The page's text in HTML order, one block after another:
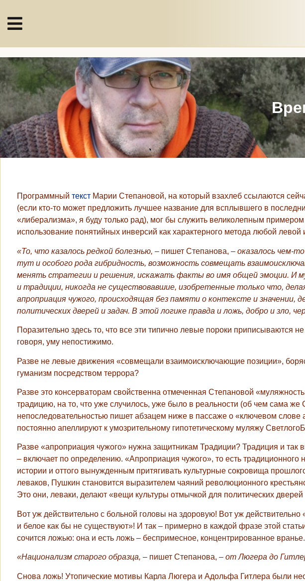
Программный текст Марии Степановой, на который взахлеб ссылаются
(если кто-то может предложить лучшее название для всплывшего в
«либерализма», я буду только рад), мог бы служить великолепным
использование понятийных инверсий как характерного метода любой левой
«То, что казалось редкой болезнью, – пишет Степанова, – оказалось чем-
тут и особого рода гибридность, возможность совмещать
менять стратегии и решения, искажать факты во имя общей эмоции. И
и традиции, никогда не существовавшие, изобретенные только что,
апроприация чужого, происходящая без памяти о контексте и
политических дверей и задач. В этой логике правда и ложь, добро и зло,
Поразительно здесь то, что все эти типично левые пороки приписываются
говоря, уму непостижимо.
Разве не левые движения «совмещали взаимоисключающие позиции»,
гуманизм посредством террора?
Разве это консерваторам свойственна отмеченная Степановой
традицию, на то, что уже случилось, уже было в реальности (об чем сама
непоследовательностью пишет абзацем ниже в пассаже о «ключевом слове
постоянно апеллируют к умозрительному гипотетическому муляжу
Разве «апроприация чужого» нужна защитникам Традиции? Традиция и так
– включает по определению. «Апроприация чужого», то есть
истории и оттого вынужденным притягивать культурные сокровища
леваков, Пушкин становится выразителем чаяний революционного
Это они, леваки, делают «вещи культуры отмычкой для политических
Вот уж действительно с больной головы на здоровую! Вот уж
и белое как бы не существуют»! И так – примерно в каждой фразе этой
сочится ложью: она и есть ложь – беспримесное, концентрированное вранье.
«Национализм старого образца, – пишет Степанова, – от Люгера до
Снова ложь! Утопические мотивы Карла Люгера и Адольфа Гитлера были